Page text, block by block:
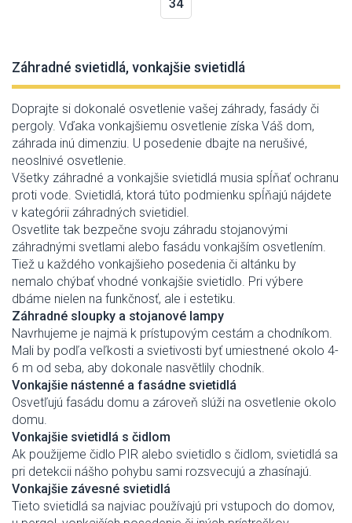
34
Záhradné svietidlá, vonkajšie svietidlá
Doprajte si dokonalé osvetlenie vašej záhrady, fasády či
pergoly. Vďaka vonkajšiemu osvetlenie získa Váš dom,
záhrada inú dimenziu. U posedenie dbajte na nerušivé,
neoslnivé osvetlenie.
Všetky záhradné a vonkajšie svietidlá musia spĺňať ochranu
proti vode. Svietidlá, ktorá túto podmienku spĺňajú nájdete
v kategórii záhradných svietidiel.
Osvetlite tak bezpečne svoju záhradu stojanovými
záhradnými svetlami alebo fasádu vonkajším osvetlením.
Tiež u každého vonkajšieho posedenia či altánku by
nemalo chýbať vhodné vonkajšie svietidlo. Pri výbere
dbáme nielen na funkčnosť, ale i estetiku.
Záhradné sloupky a stojanové lampy
Navrhujeme je najmä k prístupovým cestám a chodníkom.
Mali by podľa veľkosti a svietivosti byť umiestnené okolo 4-
6 m od seba, aby dokonale nasvětlily chodník.
Vonkajšie nástenné a fasádne svietidlá
Osvetľujú fasádu domu a zároveň slúži na osvetlenie okolo
domu.
Vonkajšie svietidlá s čidlom
Ak použijeme čidlo PIR alebo svietidlo s čidlom, svietidlá sa
pri detekcii nášho pohybu sami rozsvecujú a zhasínajú.
Vonkajšie závesné svietidlá
Tieto svietidlá sa najviac používajú pri vstupoch do domov,